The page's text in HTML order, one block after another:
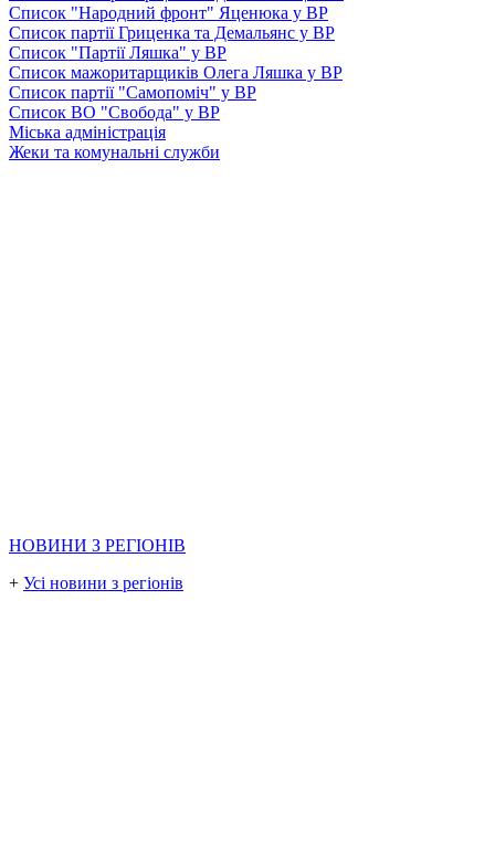
Список "Народний фронт" Яценюка у ВР
Список партії Гриценка та Демальянс у ВР
Список "Партії Ляшка" у ВР
Список мажоритарщиків Олега Ляшка у ВР
Список партії "Самопоміч" у ВР
Список ВО "Свобода" у ВР
Міська адміністрація
Жеки та комунальні служби
НОВИНИ З РЕГІОНІВ
+ Усі новини з регіонів